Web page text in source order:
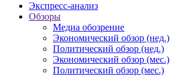
Экспресс-анализ
Обзоры
Медиа обозрение
Экономический обзор (нед.)
Политический обзор (нед.)
Экономический обзор (мес.)
Политический обзор (мес.)